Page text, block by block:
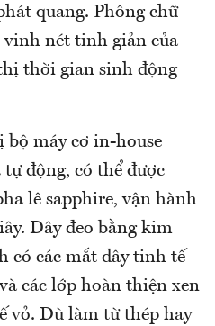
quang. Phông chữ
nét tinh giản của
thời gian sinh động
máy cơ in-house
động, có thể được
lê sapphire, vận hành
Dây đeo bằng kim
có các mắt dây tinh tế
các lớp hoàn thiện xen
vỏ. Dù làm từ thép hay